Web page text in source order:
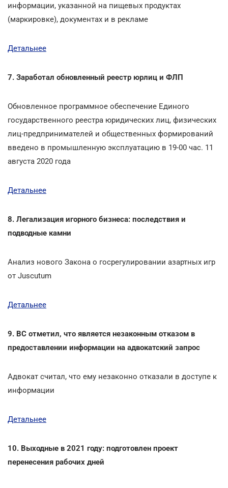
информации, указанной на пищевых продуктах
(маркировке), документах и в рекламе
Детальнее
7. Заработал обновленный реестр юрлиц и ФЛП
Обновленное программное обеспечение Единого
государственного реестра юридических лиц, физических
лиц-предпринимателей и общественных формирований
введено в промышленную эксплуатацию в 19-00 час. 11
августа 2020 года
Детальнее
8. Легализация игорного бизнеса: последствия и
подводные камни
Анализ нового Закона о госрегулировании азартных игр
от Juscutum
Детальнее
9. ВС отметил, что является незаконным отказом в
предоставлении информации на адвокатский запрос
Адвокат считал, что ему незаконно отказали в доступе к
информации
Детальнее
10. Выходные в 2021 году: подготовлен проект
перенесения рабочих дней